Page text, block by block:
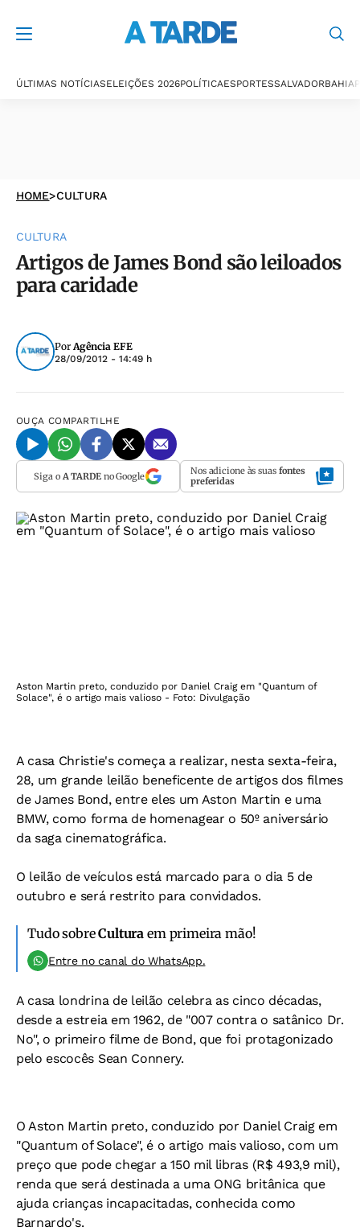
ÚLTIMAS NOTÍCIASELEIÇÕES 2026POLÍTICAESPORTESSALVADORBAHIA
HOME>CULTURA
CULTURA
Artigos de James Bond são leiloados
para caridade
PorAgência EFE
28/09/2012 - 14:49 h
OUÇA COMPARTILHE
Siga o A TARDEno Google Nos adicione às suas fontes
preferidas
Aston Martin preto, conduzido por Daniel Craig em "Quantum of
Solace", é o artigo mais valioso - Foto: Divulgação
A casa Christie's começa a realizar, nesta sexta-feira,
28, um grande leilão beneficente de artigos dos filmes
de James Bond, entre eles um Aston Martin e uma
BMW, como forma de homenagear o 50º aniversário
da saga cinematográfica.
O leilão de veículos está marcado para o dia 5 de
outubro e será restrito para convidados.
Tudo sobreCultura em primeira mão!
Entre no canal do WhatsApp.
A casa londrina de leilão celebra as cinco décadas,
desde a estreia em 1962, de "007 contra o satânico Dr.
No", o primeiro filme de Bond, que foi protagonizado
pelo escocês Sean Connery.
O Aston Martin preto, conduzido por Daniel Craig em
"Quantum of Solace", é o artigo mais valioso, com um
preço que pode chegar a 150 mil libras (R$ 493,9 mil),
renda que será destinada a uma ONG britânica que
ajuda crianças incapacitadas, conhecida como
Barnardo's.